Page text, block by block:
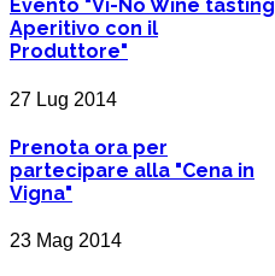
Evento "Vi-No Wine tasting
Aperitivo con il
Produttore"
27 Lug 2014
Prenota ora per
partecipare alla "Cena in
Vigna"
23 Mag 2014